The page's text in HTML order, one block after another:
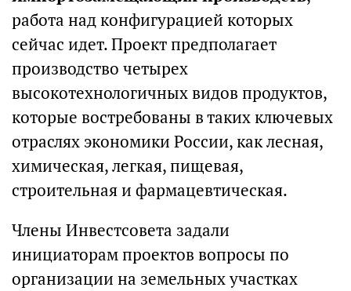
работа над конфигурацией которых
сейчас идет. Проект предполагает
производство четырех
высокотехнологичных видов продуктов,
которые востребованы в таких ключевых
отраслях экономики России, как лесная,
химическая, легкая, пищевая,
строительная и фармацевтическая.
Члены Инвестсовета задали
инициаторам проектов вопросы по
организации на земельных участках